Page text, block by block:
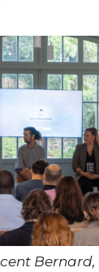
Bernard,